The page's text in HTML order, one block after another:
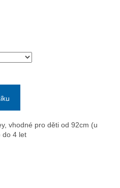
vhodné pro děti od 92cm (u
do 4 let